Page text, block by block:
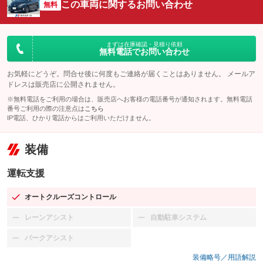
無料 この車両に関するお問い合わせ
まずは在庫確認・見積り依頼
無料電話でお問い合わせ
お気軽にどうぞ。問合せ後に何度もご連絡が届くことはありません。 メールア
ドレスは販売店に公開されません。
※無料電話をご利用の場合は、販売店へお客様の電話番号が通知されます。無料電話
番号ご利用の際の注意点は こちら
IP電話、ひかり電話からはご利用いただけません。
装備
運転支援
オートクルーズコントロール
：装備あり
レーンアシスト
：装備なし 自動駐車システム
：装備なし
パークアシスト
：装備なし
装備略号／用語解説